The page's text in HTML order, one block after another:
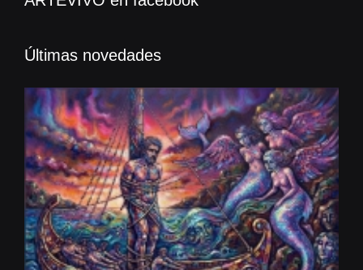
Últimas novedades